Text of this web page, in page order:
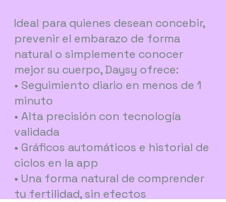
Ideal para quienes desean concebir,
prevenir el embarazo de forma
natural o simplemente conocer
mejor su cuerpo, Daysy ofrece:
• Seguimiento diario en menos de 1
minuto
• Alta precisión con tecnología
validada
• Gráficos automáticos e historial de
ciclos en la app
• Una forma natural de comprender
tu fertilidad, sin efectos